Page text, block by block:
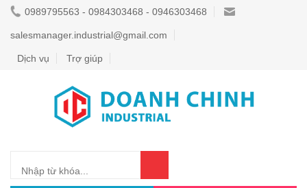
0989795563 - 0984303468 - 0946303468
salesmanager.industrial@gmail.com
Dịch vụ Trợ giúp